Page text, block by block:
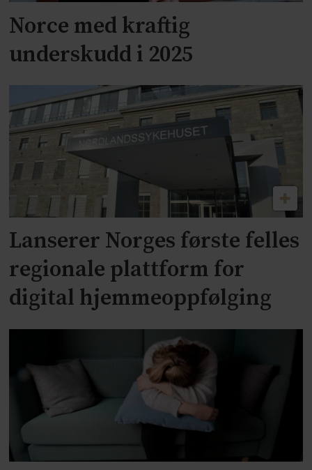
Norce med kraftig
underskudd i 2025
Lanserer Norges første felles
regionale plattform for
digital hjemmeoppfølging